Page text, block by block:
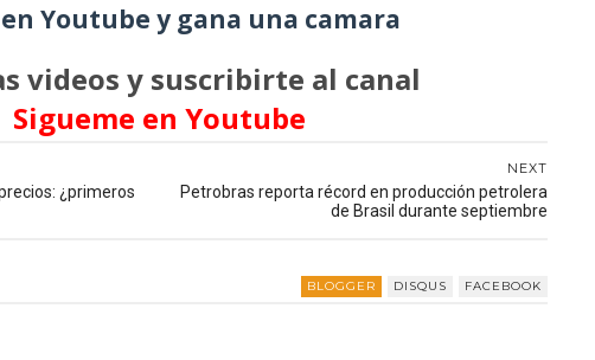
Youtube y gana una camara
videos y suscribirte al canal
Sigueme en Youtube
NEXT
Petrobras reporta récord en producción petrolera
de Brasil durante septiembre
¿primeros
BLOGGER DISQUS FACEBOOK